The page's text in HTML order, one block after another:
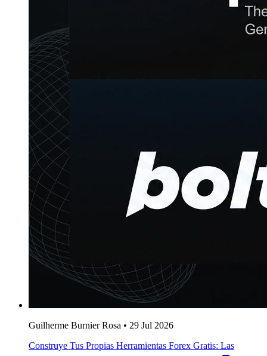
Guilherme Burnier Rosa • 29 Jul 2026
Construye Tus Propias Herramientas Forex Gratis: Las